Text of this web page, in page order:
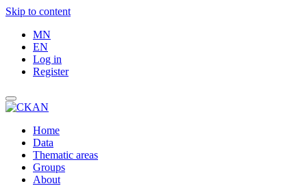
Skip to content
MN
EN
Log in
Register
Home
Data
Thematic areas
Groups
About